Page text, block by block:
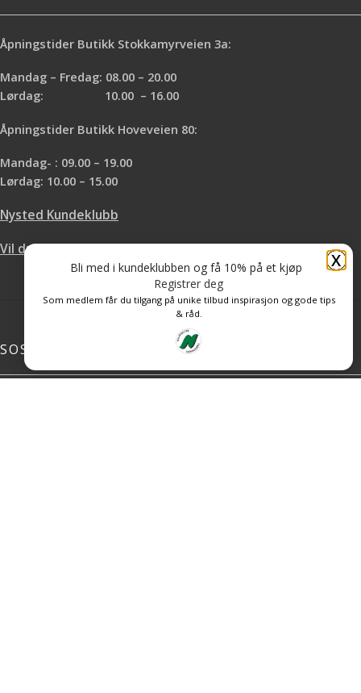
Åpningstider Butikk Stokkamyrveien 3a:
Mandag – Fredag: 08.00 – 20.00
Lørdag: 10.00 – 16.00
Åpningstider Butikk Hoveveien 80:
Mandag- : 09.00 – 19.00
Lørdag: 10.00 – 15.00
Nysted Kundeklubb
Vil du leie hos oss?
SOSIALE MEDIER
X
Bli med i kundeklubben og få 10% på et kjøp
Registrer deg
Som medlem får du tilgang på unike tilbud inspirasjon og gode tips
& råd.